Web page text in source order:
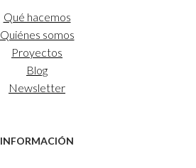
Qué hacemos
Quiénes somos
Proyectos
Blog
Newsletter
INFORMACIÓN